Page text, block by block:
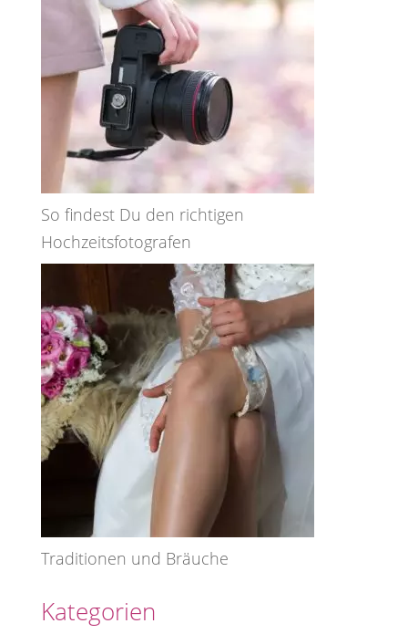
So findest Du den richtigen
Hochzeitsfotografen
Traditionen und Bräuche
Kategorien